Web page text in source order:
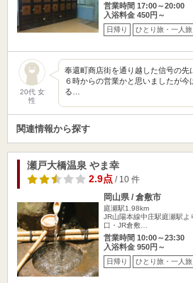
営業時間 17:00～20:00
入浴料金 450円～
日帰り ひとり旅・一人旅
20代 女
性
奉還町商店街を通り越した信号の先
６時からの営業かと思いましたが
る…
関連情報から探す
瀬戸大橋温泉 やま幸
2.9点/ 10 件
岡山県 / 倉敷市
庭瀬駅1.98km
JR山陽本線中庄駅庭瀬駅
口・JR倉敷…
営業時間 10:00～23:30
入浴料金 950円～
日帰り ひとり旅・一人旅